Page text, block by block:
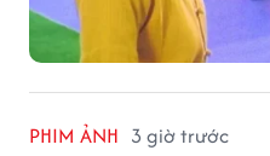
PHIM ẢNH 3 giờ trước